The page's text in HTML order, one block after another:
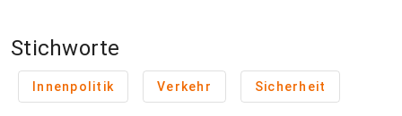
Stichworte
Innenpolitik Verkehr Sicherheit